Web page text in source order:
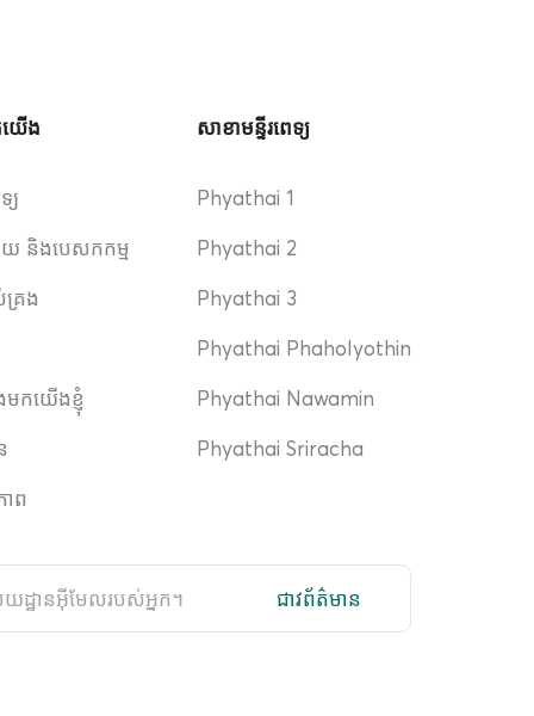
ើង
យ
យ និងបេសកកម្ម
គ្រង
កយើងខ្ញុំ
ព
សាខាមន្ទីរពេទ្យ
Phyathai 1
Phyathai 2
Phyathai 3
Phyathai Phaholyothin
Phyathai Nawamin
Phyathai Sriracha
ជាវព័ត៌មាន